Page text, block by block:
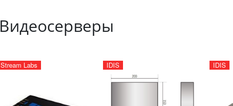
Видеосерверы
Stream Labs IDIS IDIS